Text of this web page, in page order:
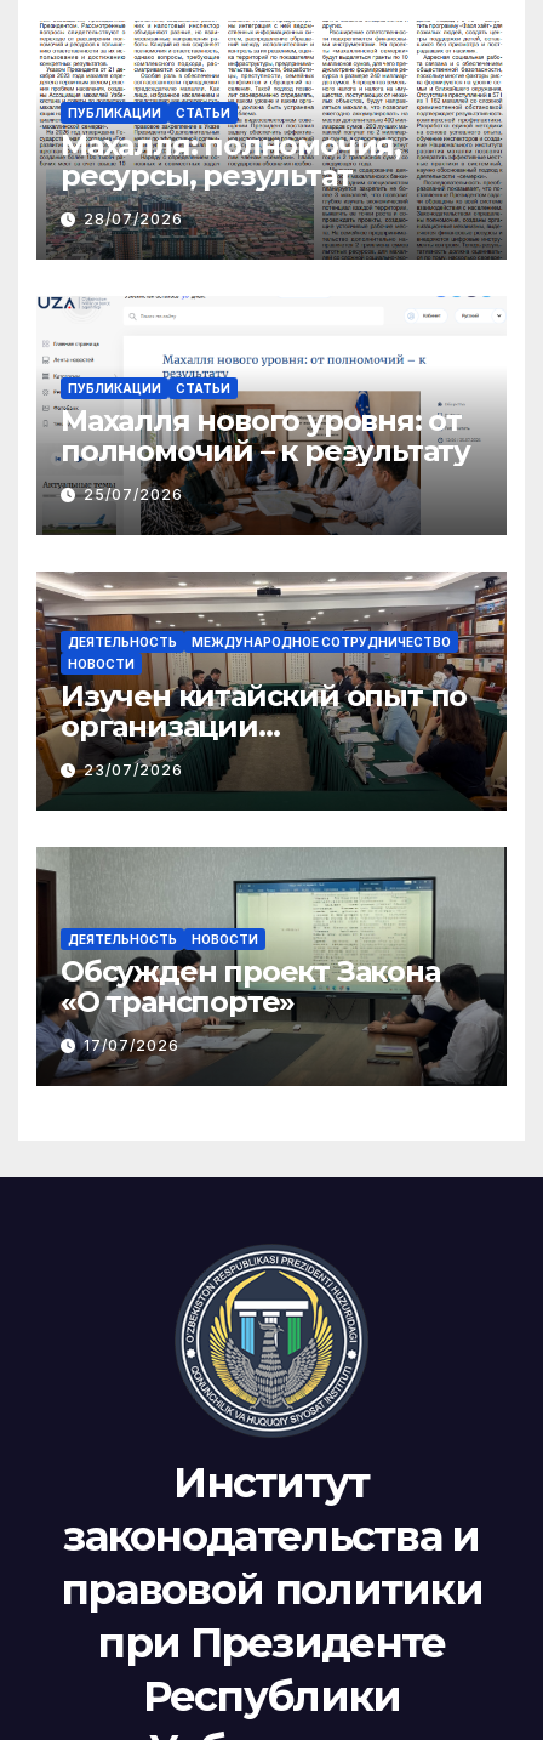
ПУБЛИКАЦИИ СТАТЬИ
Махалля:полномочия,
ресурсы, результат
28/07/2026
ПУБЛИКАЦИИ СТАТЬИ
Махалля нового уровня: от
полномочий – к результату
25/07/2026
ДЕЯТЕЛЬНОСТЬ
МЕЖДУНАРОДНОЕ СОТРУДНИЧЕСТВО
НОВОСТИ
Изучен китайский опыт по
организации
общественного консенсуса
и инклюзивного диалога
23/07/2026
ДЕЯТЕЛЬНОСТЬ НОВОСТИ
Обсужден проект Закона
«О транспорте»
17/07/2026
Институт
законодательства и
правовой политики
при Президенте
Республики